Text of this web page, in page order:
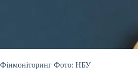
Фінмоніторинг Фото: НБУ